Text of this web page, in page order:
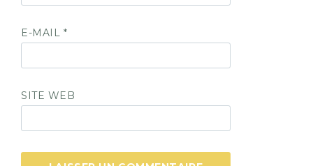
E-MAIL *
SITE WEB